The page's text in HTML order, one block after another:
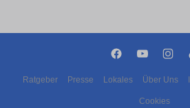
Ratgeber Presse Lokales Über Uns
Cookies